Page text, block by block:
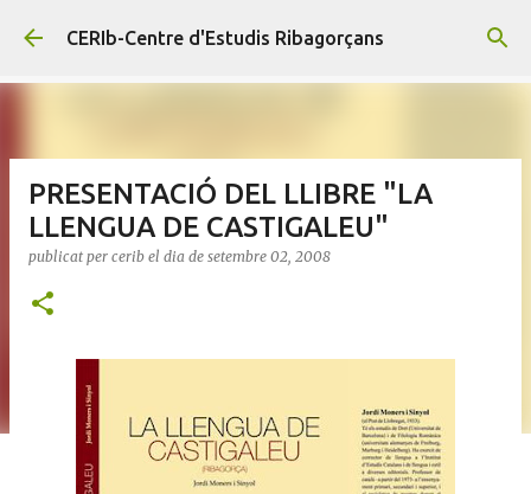
Salta al contingut principal
CERIb-Centre d'Estudis Ribagorçans
PRESENTACIÓ DEL LLIBRE "LA
LLENGUA DE CASTIGALEU"
publicat per cerib el dia de setembre 02, 2008